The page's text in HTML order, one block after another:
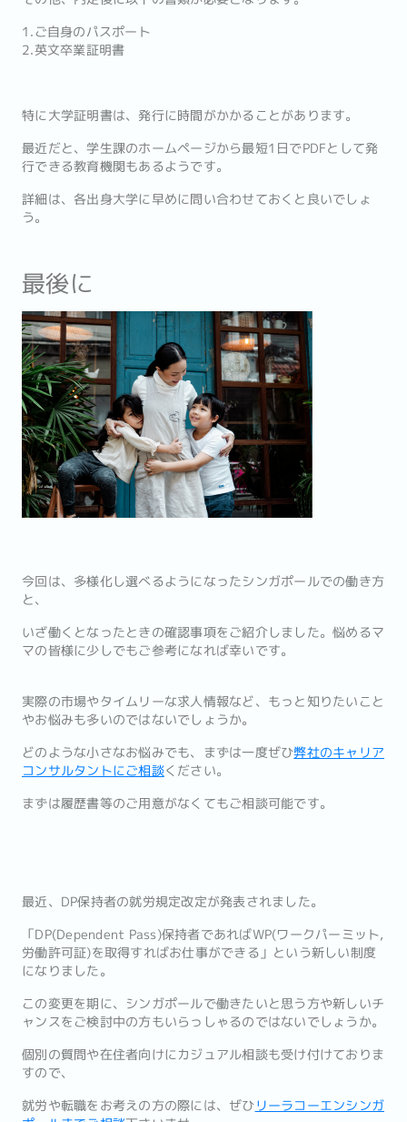
1.ご自身のパスポート
2.英文卒業証明書
特に大学証明書は、発行に時間がかかることがあります。
最近だと、学生課のホームページから最短1日でPDFとして発
行できる教育機関もあるようです。
詳細は、各出身大学に早めに問い合わせておくと良いでしょ
う。
最後に
今回は、多様化し選べるようになったシンガポールでの働き方
と、
いざ働くとなったときの確認事項をご紹介しました。悩めるマ
マの皆様に少しでもご参考になれば幸いです。
実際の市場やタイムリーな求人情報など、もっと知りたいこと
やお悩みも多いのではないでしょうか。
どのような小さなお悩みでも、まずは一度ぜひ弊社のキャリア
コンサルタントにご相談ください。
まずは履歴書等のご用意がなくてもご相談可能です。
最近、DP保持者の就労規定改定が発表されました。
「DP(Dependent Pass)保持者であればWP(ワークパーミット,
労働許可証)を取得すればお仕事ができる」という新しい制度
になりました。
この変更を期に、シンガポールで働きたいと思う方や新しいチ
ャンスをご検討中の方もいらっしゃるのではないでしょうか。
個別の質問や在住者向けにカジュアル相談も受け付けておりま
すので、
就労や転職をお考えの方の際には、ぜひリーラコーエンシンガ